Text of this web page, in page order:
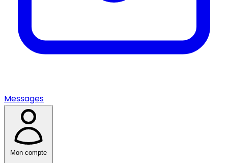
Messages
Mon compte